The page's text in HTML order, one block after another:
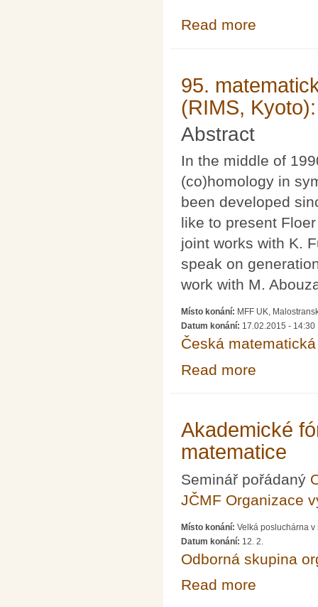
Read more
95.
(RIMS,
Abstract
In the middle of
(co)homology in
been developed
like to present
joint works with K.
speak on
work with M.
Místo konání: MFF UK,
Datum konání: 17.02.2015 - 14:30
Česká
Read more
Akademické
matematice
Seminář pořádaný
JČMF Organizace
Místo konání: Velká posluchárna v
Datum konání: 12. 2.
Odborná skupina
Read more